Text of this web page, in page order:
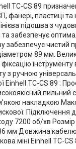
TC-CS 89
фанері, пластиці та
підошва з
забезпечує
забезпечує
89 мм.
з ручною
Einhell TC-CS 89 :
пильний
накладкою
7200 об/хв
мм Довжина
міні Einhell TC-CS